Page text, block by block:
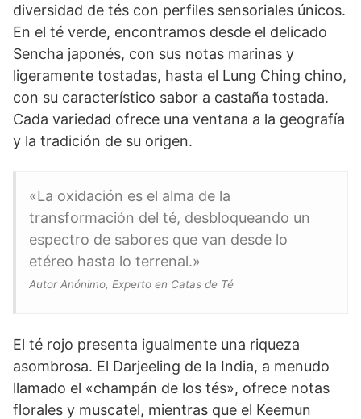
diversidad de tés con perfiles sensoriales únicos.
En el té verde, encontramos desde el delicado
Sencha japonés, con sus notas marinas y
ligeramente tostadas, hasta el Lung Ching chino,
con su característico sabor a castaña tostada.
Cada variedad ofrece una ventana a la geografía
y la tradición de su origen.
«La oxidación es el alma de la
transformación del té, desbloqueando un
espectro de sabores que van desde lo
etéreo hasta lo terrenal.»
Autor Anónimo, Experto en Catas de Té
El té rojo presenta igualmente una riqueza
asombrosa. El Darjeeling de la India, a menudo
llamado el «champán de los tés», ofrece notas
florales y muscatel, mientras que el Keemun